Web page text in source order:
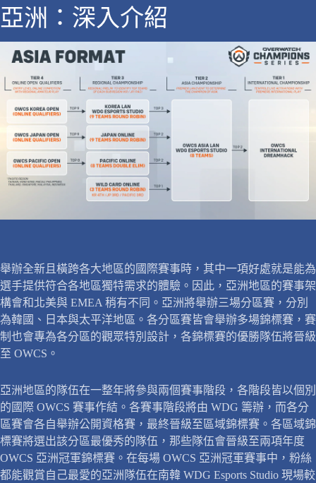
亞洲：深入介紹
舉辦全新且橫跨各大地區的國際賽事時，其中一項好處就是能為
選手提供符合各地區獨特需求的體驗。因此，亞洲地區的賽事架
構會和北美與 EMEA 稍有不同。亞洲將舉辦三場分區賽，分別
為韓國、日本與太平洋地區。各分區賽皆會舉辦多場錦標賽，賽
制也會專為各分區的觀眾特別設計，各錦標賽的優勝隊伍將晉級
至 OWCS。
亞洲地區的隊伍在一整年將參與兩個賽事階段，各階段皆以個別
的國際 OWCS 賽事作結。各賽事階段將由 WDG 籌辦，而各分
區賽會各自舉辦公開資格賽，最終晉級至區域錦標賽。各區域錦
標賽將選出該分區最優秀的隊伍，那些隊伍會晉級至兩項年度
OWCS 亞洲冠軍錦標賽。在每場 OWCS 亞洲冠軍賽事中，粉絲
都能觀賞自己最愛的亞洲隊伍在南韓 WDG Esports Studio 現場較